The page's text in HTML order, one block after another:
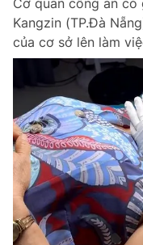
Cơ quan công an
Kangzin (TP.Đà
của cơ sở lên làm